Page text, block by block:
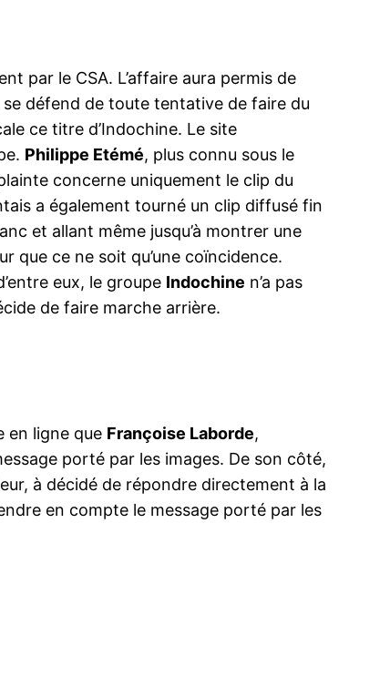
par le CSA. L’affaire aura permis de
se défend de toute tentative de faire du
ce titre d’Indochine. Le site
Philippe Etémé, plus connu sous le
concerne uniquement le clip du
a également tourné un clip diffusé fin
et allant même jusqu’à montrer une
que ce ne soit qu’une coïncidence.
eux, le groupe Indochine n’a pas
de faire marche arrière.
en ligne que Françoise Laborde,
porté par les images. De son côté,
à décidé de répondre directement à la
en compte le message porté par les